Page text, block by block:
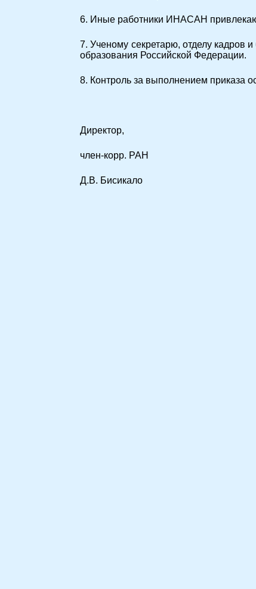
6. Иные работники ИНАСАН
7. Ученому секретарю, отделу кадров
образования Российской Федерации.
8. Контроль за выполнением приказа
Директор,
член-корр. РАН
Д.В. Бисикало